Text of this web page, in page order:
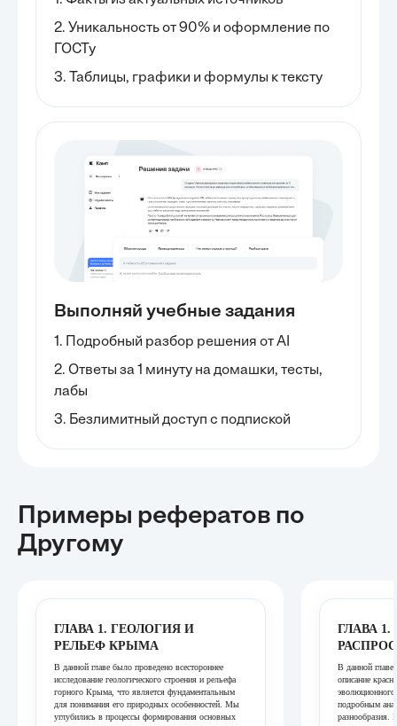
2. Уникальность от 90% и оформление по
ГОСТу
3. Таблицы, графики и формулы к тексту
Выполняй учебные задания
1. Подробный разбор решения от AI
2. Ответы за 1 минуту на домашки, тесты,
лабы
3. Безлимитный доступ с подпиской
Примеры рефератов по
Другому
ГЛАВА 1. ГЕОЛОГИЯ И
РЕЛЬЕФ КРЫМА
В данной главе было проведено всестороннее
исследование геологического строения и рельефа
горного Крыма, что является фундаментальным
для понимания его природных особенностей. Мы
углубились в процессы формирования основных
ГЛАВА
В данной главе
описание
подробным
разнообразия.